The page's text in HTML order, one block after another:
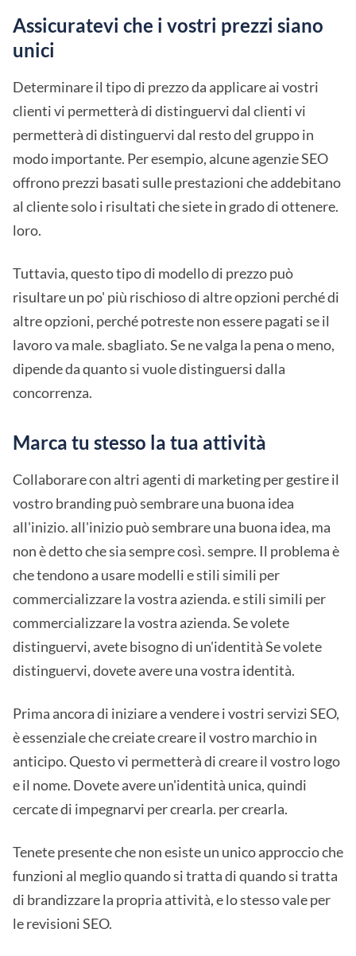
Assicuratevi che i vostri prezzi siano
unici
Determinare il tipo di prezzo da applicare ai vostri
clienti vi permetterà di distinguervi dal clienti vi
permetterà di distinguervi dal resto del gruppo in
modo importante. Per esempio, alcune agenzie SEO
offrono prezzi basati sulle prestazioni che addebitano
al cliente solo i risultati che siete in grado di ottenere.
loro.
Tuttavia, questo tipo di modello di prezzo può
risultare un po' più rischioso di altre opzioni perché di
altre opzioni, perché potreste non essere pagati se il
lavoro va male. sbagliato. Se ne valga la pena o meno,
dipende da quanto si vuole distinguersi dalla
concorrenza.
Marca tu stesso la tua attività
Collaborare con altri agenti di marketing per gestire il
vostro branding può sembrare una buona idea
all'inizio. all'inizio può sembrare una buona idea, ma
non è detto che sia sempre così. sempre. Il problema è
che tendono a usare modelli e stili simili per
commercializzare la vostra azienda. e stili simili per
commercializzare la vostra azienda. Se volete
distinguervi, avete bisogno di un'identità Se volete
distinguervi, dovete avere una vostra identità.
Prima ancora di iniziare a vendere i vostri servizi SEO,
è essenziale che creiate creare il vostro marchio in
anticipo. Questo vi permetterà di creare il vostro logo
e il nome. Dovete avere un'identità unica, quindi
cercate di impegnarvi per crearla. per crearla.
Tenete presente che non esiste un unico approccio che
funzioni al meglio quando si tratta di quando si tratta
di brandizzare la propria attività, e lo stesso vale per
le revisioni SEO.